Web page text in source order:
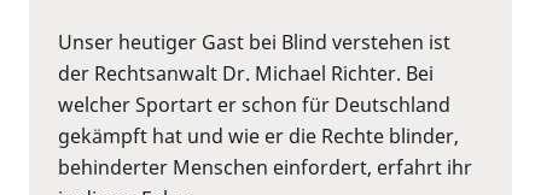
Unser heutiger Gast bei Blind verstehen ist
der Rechtsanwalt Dr. Michael Richter. Bei
welcher Sportart er schon für Deutschland
gekämpft hat und wie er die Rechte blinder,
behinderter Menschen einfordert, erfahrt ihr